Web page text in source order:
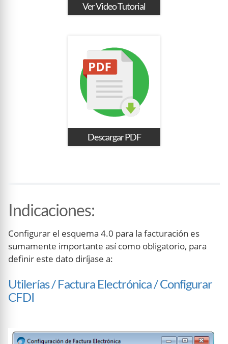
Ver Video Tutorial
Descargar PDF
Indicaciones:
Configurar el esquema 4.0 para la facturación es
sumamente importante así como obligatorio, para
definir este dato diríjase a:
Utilerías / Factura Electrónica / Configurar
CFDI